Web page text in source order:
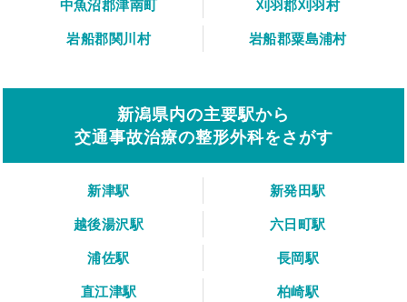
中魚沼郡津南町
刈羽郡刈羽村
岩船郡関川村
岩船郡粟島浦村
新潟県内の主要駅から
交通事故治療の整形外科をさがす
新津駅
新発田駅
越後湯沢駅
六日町駅
浦佐駅
長岡駅
直江津駅
柏崎駅